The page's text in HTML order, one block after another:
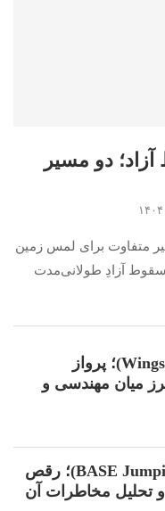
آزاد؛ دو مسیر
متفاوت برای لمس زمین
سقوط آزادِ طولانی‌مدت
وینگ‌سوت (Wingsuit)؛ پرواز
میان مهندسی و
بیس‌جامپ (BASE Jumping)؛ رقص
و تحلیل مخاطرات آن